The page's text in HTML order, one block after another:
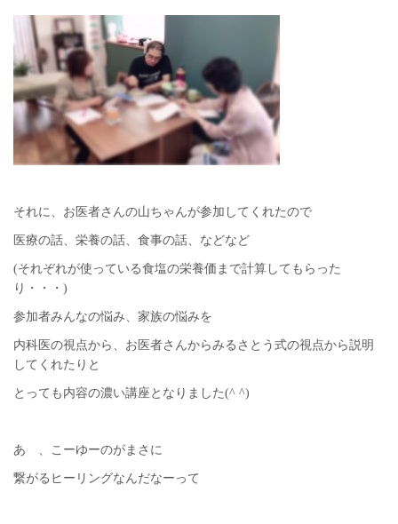
それに、お医者さんの山ちゃんが参加してくれたので
医療の話、栄養の話、食事の話、などなど
(それぞれが使っている食塩の栄養価まで計算してもらった
り・・・)
参加者みんなの悩み、家族の悩みを
内科医の視点から、お医者さんからみるさとう式の視点から説明
してくれたりと
とっても内容の濃い講座となりました(^ ^)
あゝ、こーゆーのがまさに
繋がるヒーリングなんだなーって